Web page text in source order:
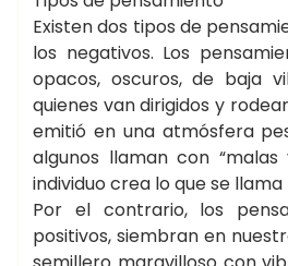
Existen dos tipos de
los negativos. Los
opacos, oscuros, de baja
quienes van dirigidos y
emitió en una atmósfera
algunos llaman con “malas
individuo crea lo que se
Por el contrario, los
positivos, siembran en